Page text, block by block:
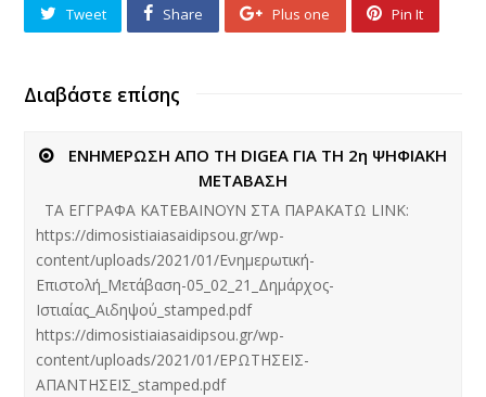
Tweet Share Plus one Pin It
Διαβάστε επίσης
ΕΝΗΜΕΡΩΣΗ ΑΠΟ ΤΗ DIGEA ΓΙΑ ΤΗ 2η ΨΗΦΙΑΚΗ
ΜΕΤΑΒΑΣΗ
ΤΑ ΕΓΓΡΑΦΑ ΚΑΤΕΒΑΙΝΟΥΝ ΣΤΑ ΠΑΡΑΚΑΤΩ LINK:
https://dimosistiaiasaidipsou.gr/wp-
content/uploads/2021/01/Ενημερωτική-
Επιστολή_Μετάβαση-05_02_21_Δημάρχος-
Ιστιαίας_Αιδηψού_stamped.pdf
https://dimosistiaiasaidipsou.gr/wp-
content/uploads/2021/01/ΕΡΩΤΗΣΕΙΣ-
ΑΠΑΝΤΗΣΕΙΣ_stamped.pdf